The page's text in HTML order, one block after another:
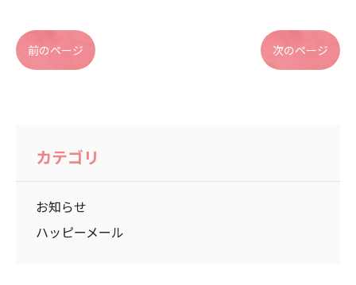
前のページ 次のページ
カテゴリ
お知らせ
ハッピーメール